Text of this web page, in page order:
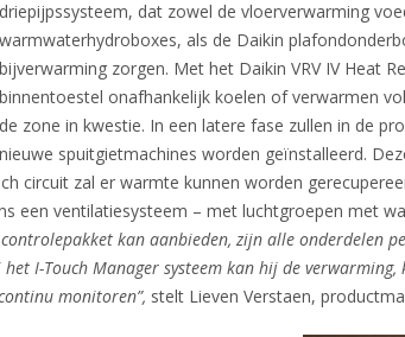
driepijpssysteem, dat zowel de vloerverwarming
warmwaterhydroboxes, als de Daikin
bijverwarming zorgen. Met het Daikin VRV IV Heat
binnentoestel onafhankelijk koelen of verwarmen
de zone in kwestie. In een latere fase zullen in de
nieuwe spuitgietmachines worden geïnstalleerd.
circuit zal er warmte kunnen worden
een ventilatiesysteem – met luchtgroepen met
kan aanbieden, zijn alle onderdelen
I-Touch Manager systeem kan hij de verwarming,
monitoren”, stelt Lieven Verstaen,